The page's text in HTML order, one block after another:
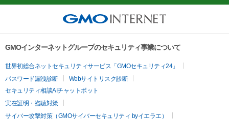
GMOインターネットグループのセキュリティ事業について
世界初総合ネットセキュリティサービス「GMOセキュリティ24」
パスワード漏洩診断
Webサイトリスク診断
セキュリティ相談AIチャットボット
実在証明・盗聴対策
サイバー攻撃対策（GMOサイバーセキュリティ byイエラエ）